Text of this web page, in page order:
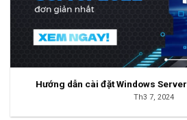
Hướng dẫn cài đặt Windows
Th3 7, 2024